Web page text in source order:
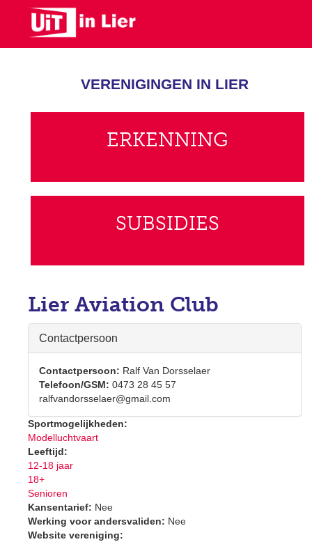
VERENIGINGEN IN LIER
ERKENNING
SUBSIDIES
Lier Aviation Club
Hide
Contactpersoon
Contactpersoon: Ralf Van Dorsselaer
Telefoon/GSM: 0473 28 45 57
ralfvandorsselaer@gmail.com
Sportmogelijkheden:
Modelluchtvaart
Leeftijd:
12-18 jaar
18+
Senioren
Kansentarief: Nee
Werking voor andersvaliden: Nee
Website vereniging: